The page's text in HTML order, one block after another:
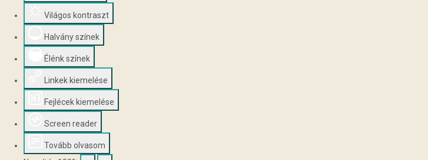
Világos kontraszt
Halvány színek
Élénk színek
Linkek kiemelése
Fejlécek kiemelése
Screen reader
Tovább olvasom